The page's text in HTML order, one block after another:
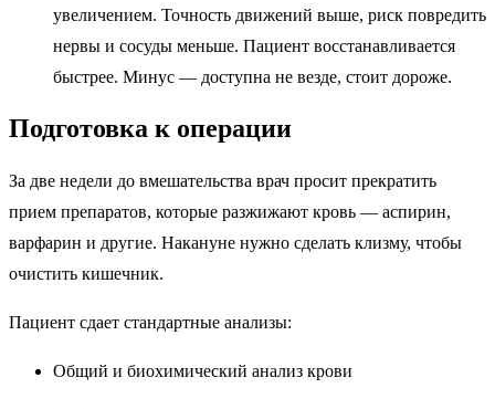
увеличением. Точность движений выше, риск повредить
нервы и сосуды меньше. Пациент восстанавливается
быстрее. Минус — доступна не везде, стоит дороже.
Подготовка к операции
За две недели до вмешательства врач просит прекратить
прием препаратов, которые разжижают кровь — аспирин,
варфарин и другие. Накануне нужно сделать клизму, чтобы
очистить кишечник.
Пациент сдает стандартные анализы:
Общий и биохимический анализ крови